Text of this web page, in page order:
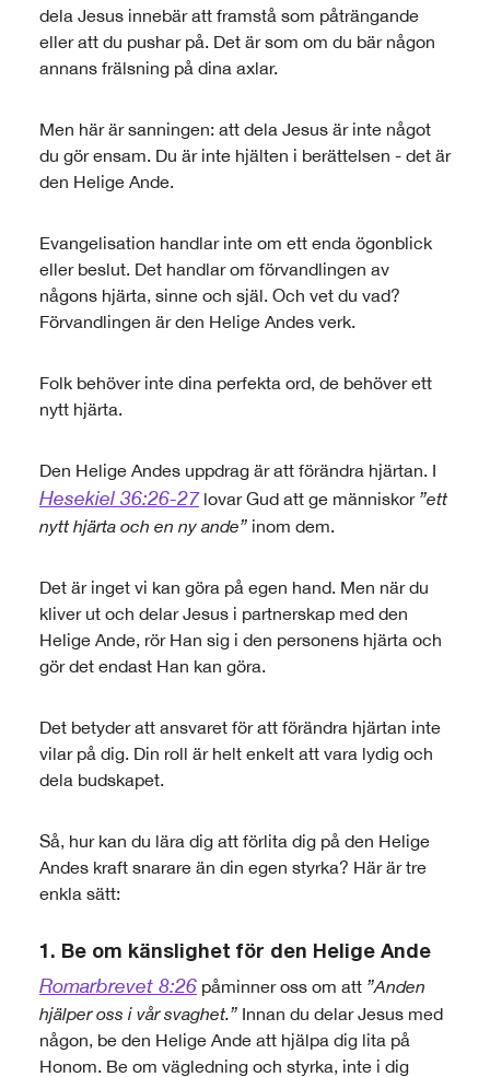
dela Jesus innebär att framstå som påträngande
eller att du pushar på. Det är som om du bär någon
annans frälsning på dina axlar.
Men här är sanningen: att dela Jesus är inte något
du gör ensam. Du är inte hjälten i berättelsen - det är
den Helige Ande.
Evangelisation handlar inte om ett enda ögonblick
eller beslut. Det handlar om förvandlingen av
någons hjärta, sinne och själ. Och vet du vad?
Förvandlingen är den Helige Andes verk.
Folk behöver inte dina perfekta ord, de behöver ett
nytt hjärta.
Den Helige Andes uppdrag är att förändra hjärtan. I
Hesekiel 36:26-27lovar Gud att ge människor ”ett
nytt hjärta och en ny ande” inom dem.
Det är inget vi kan göra på egen hand. Men när du
kliver ut och delar Jesus i partnerskap med den
Helige Ande, rör Han sig i den personens hjärta och
gör det endast Han kan göra.
Det betyder att ansvaret för att förändra hjärtan inte
vilar på dig. Din roll är helt enkelt att vara lydig och
dela budskapet.
Så, hur kan du lära dig att förlita dig på den Helige
Andes kraft snarare än din egen styrka? Här är tre
enkla sätt:
1. Be om känslighet för den Helige Ande
Romarbrevet 8:26 påminner oss om att ”Anden
hjälper oss i vår svaghet.” Innan du delar Jesus med
någon, be den Helige Ande att hjälpa dig lita på
Honom. Be om vägledning och styrka, inte i dig